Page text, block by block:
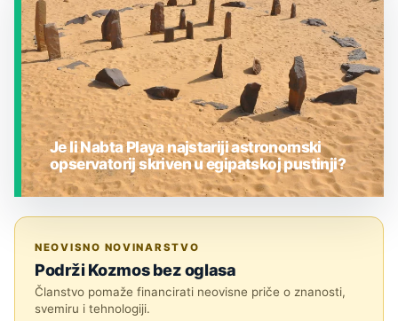
Je li Nabta Playa najstariji astronomski
opservatorij skriven u egipatskoj pustinji?
NEOVISNO NOVINARSTVO
Podrži Kozmos bez oglasa
Članstvo pomaže financirati neovisne priče o znanosti,
svemiru i tehnologiji.